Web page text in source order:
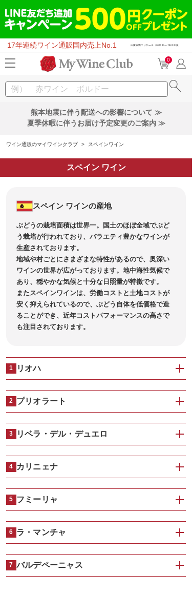
17年連続ワイン通販国内売上No.1
0
熊本地震に伴う配送への影響について ≫
夏季休暇に伴うお届け予定変更のご案内 ≫
ワイン通販のマイワインクラブ > スペインワイン
スペイン ワイン
スペイン ワインの産地
ぶどうの栽培面積は世界一。国土のほぼ全域でぶど
う栽培が行われており、バラエティ豊かなワインが
生産されております。
地域や村ごとにさまざまな特性があるので、奥深い
ワインの世界が広がっております。地中海性気候で
あり、穏やかな気候と十分な日照量が特徴です。
またスペインワインは、労働コストと土地コストが
安く抑えられているので、ぶどう自体を低価格で造
ることができ、近年コストパフォーマンスの高さで
も注目されております。
1 リオハ
2 プリオラート
3 リベラ・デル・デュエロ
4 カリニェナ
5 フミーリャ
6 ラ・マンチャ
7 バルデペーニャス